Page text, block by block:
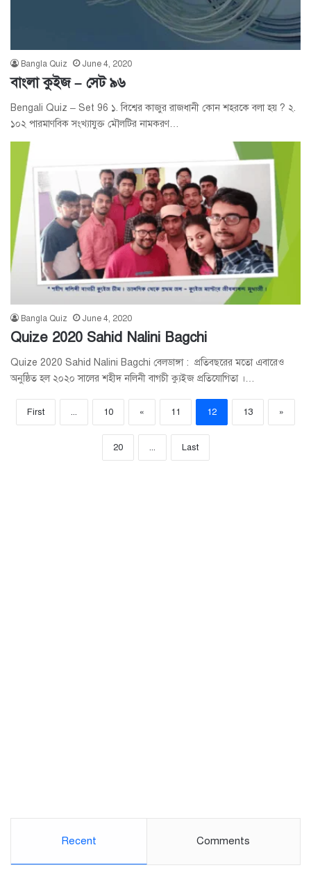
Bangla Quiz June 4, 2020
বাংলা কুইজ – সেট ৯৬
Bengali Quiz – Set 96 ১. বিশ্বের কাজুর রাজধানী কোন শহরকে বলা হয় ? ২.
১০২ পারমাণবিক সংখ্যাযুক্ত মৌলটির নামকরণ…
Bangla Quiz June 4, 2020
Quize 2020 Sahid Nalini Bagchi
Quize 2020 Sahid Nalini Bagchi বেলডাঙ্গা : প্রতিবছরের মতো এবারেও
অনুষ্ঠিত হল ২০২০ সালের শহীদ নলিনী বাগচী ক্যুইজ প্রতিযোগিতা ।…
First ... 10 « 11 12 13 »
20 ... Last
Recent Comments